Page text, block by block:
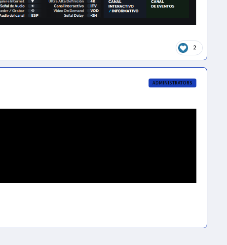
2
ADMINISTRATORS